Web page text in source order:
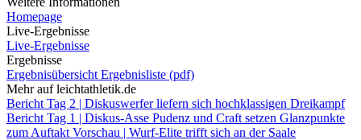
Homepage
Live-Ergebnisse
Live-Ergebnisse
Ergebnisse
Ergebnisübersicht Ergebnisliste (pdf)
Mehr auf leichtathletik.de
Bericht Tag 2 | Diskuswerfer liefern sich hochklassigen Dreikampf
Bericht Tag 1 | Diskus-Asse Pudenz und Craft setzen Glanzpunkte
zum Auftakt Vorschau | Wurf-Elite trifft sich an der Saale